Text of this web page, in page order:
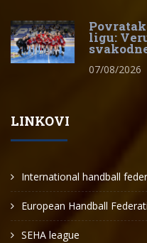
ligu:
07/08/2026
LINKOVI
International handball
European Handball
SEHA league